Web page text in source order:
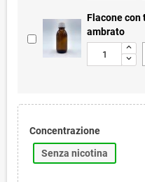
Flacone con
ambrato
Concentrazione
Senza nicotina